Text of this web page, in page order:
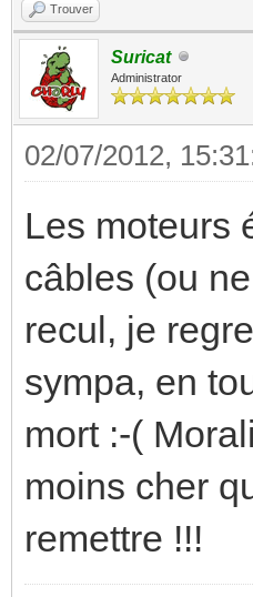
Trouver
Suricat
Administrator
02/07/2012,
Les moteurs
câbles (ou
recul, je
sympa, en
mort :-(
moins cher
remettre !!!